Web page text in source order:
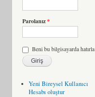
Parolanız*
Beni bu bilgisayarda hatırla
Yeni Bireysel Kullanıcı
Hesabı oluştur